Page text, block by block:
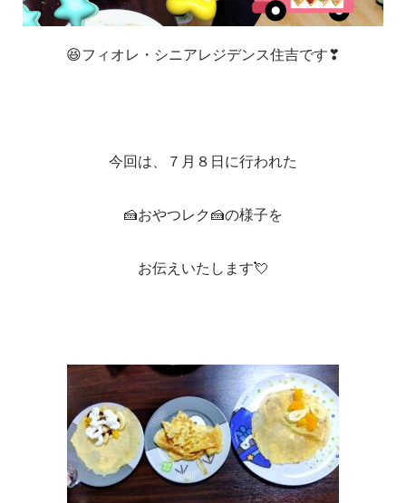
😆フィオレ・シニアレジデンス住吉です❣
今回は、７月８日に行われた
🍰おやつレク🍰の様子を
お伝えいたします💘